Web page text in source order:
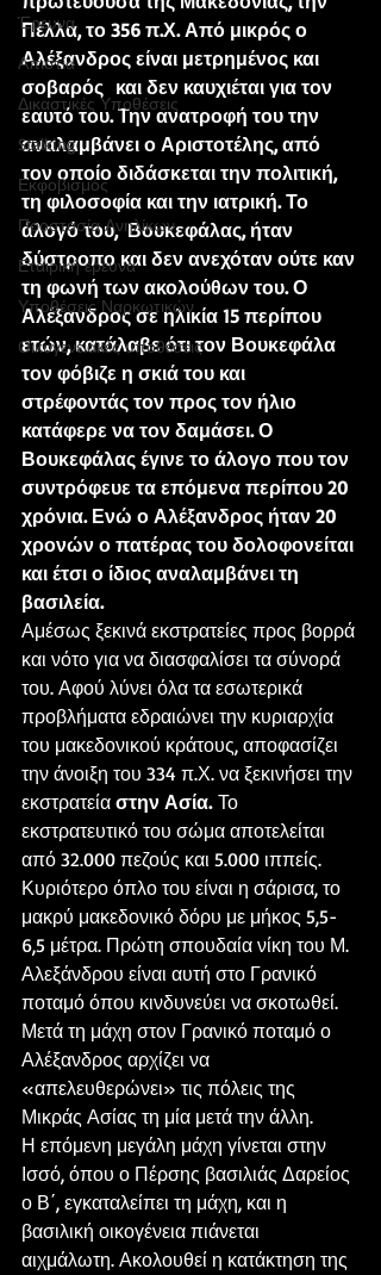
Έρευνα
Απιστία
Δικαστικές Υποθέσεις
Stalking
Εκφοβισμός
Προστασία Ανηλίκων
Εταιρική έρευνα
Υποθέσεις Ναρκωτικών
Οικογενειακές υποθέσεις
Πέλλα, το 356 π.Χ. Από μικρός ο
Αλέξανδρος είναι μετρημένος και
σοβαρός  και δεν καυχιέται για τον
εαυτό του. Την ανατροφή του την
αναλαμβάνει ο Αριστοτέλης, από
τον οποίο διδάσκεται την πολιτική,
τη φιλοσοφία και την ιατρική. Το
άλογό του,  Βουκεφάλας, ήταν
δύστροπο και δεν ανεχόταν ούτε καν
τη φωνή των ακολούθων του. Ο
Αλέξανδρος σε ηλικία 15 περίπου
ετών, κατάλαβε ότι τον Βουκεφάλα
τον φόβιζε η σκιά του και
στρέφοντάς τον προς τον ήλιο
κατάφερε να τον δαμάσει. Ο
Βουκεφάλας έγινε το άλογο που τον
συντρόφευε τα επόμενα περίπου 20
χρόνια. Ενώ ο Αλέξανδρος ήταν 20
χρονών ο πατέρας του δολοφονείται
και έτσι ο ίδιος αναλαμβάνει τη
βασιλεία.
Αμέσως ξεκινά εκστρατείες προς βορρά
και νότο για να διασφαλίσει τα σύνορά
του. Αφού λύνει όλα τα εσωτερικά
προβλήματα εδραιώνει την κυριαρχία
του μακεδονικού κράτους, αποφασίζει
την άνοιξη του 334 π.Χ. να ξεκινήσει την
εκστρατεία στην Ασία. Το
εκστρατευτικό του σώμα αποτελείται
από 32.000 πεζούς και 5.000 ιππείς.
Κυριότερο όπλο του είναι η σάρισα, το
μακρύ μακεδονικό δόρυ με μήκος 5,5-
6,5 μέτρα. Πρώτη σπουδαία νίκη του Μ.
Αλεξάνδρου είναι αυτή στο Γρανικό
ποταμό όπου κινδυνεύει να σκοτωθεί.
Μετά τη μάχη στον Γρανικό ποταμό ο
Αλέξανδρος αρχίζει να
«απελευθερώνει» τις πόλεις της
Μικράς Ασίας τη μία μετά την άλλη.
Η επόμενη μεγάλη μάχη γίνεται στην
Ισσό, όπου ο Πέρσης βασιλιάς Δαρείος
ο Β΄, εγκαταλείπει τη μάχη, και η
βασιλική οικογένεια πιάνεται
αιχμάλωτη. Ακολουθεί η κατάκτηση της